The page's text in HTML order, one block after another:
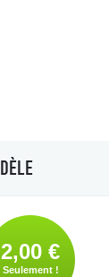
2,00 €
Seulement !